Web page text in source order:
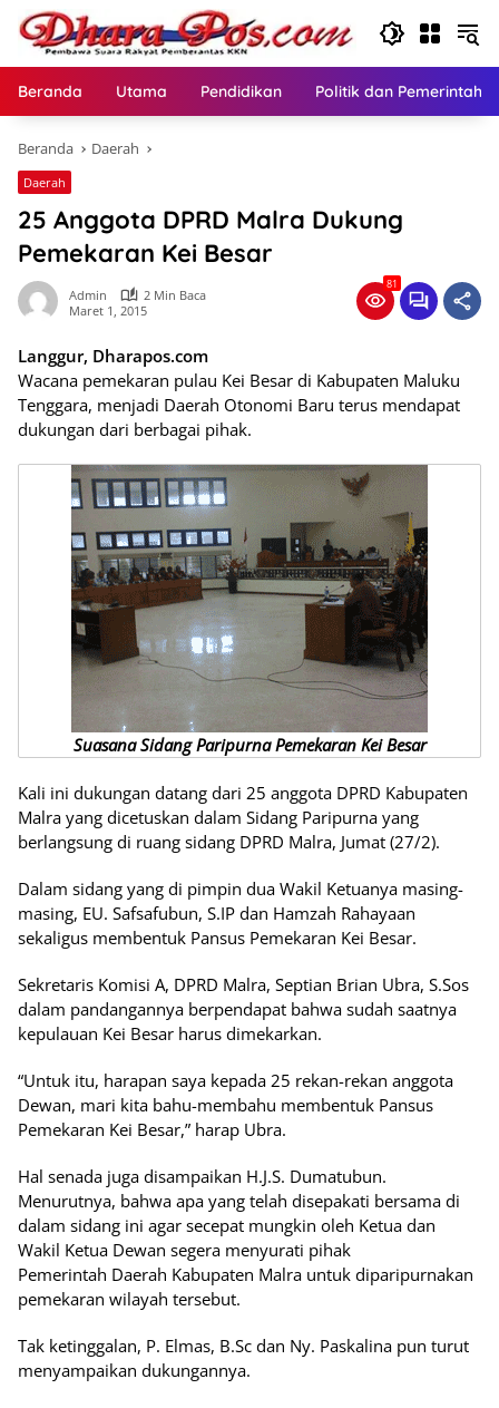
Langsung
konten
Beranda Utama Pendidikan Politik dan
Beranda Daerah
Daerah
25 Anggota DPRD Malra Dukung
Pemekaran Kei Besar
Admin
2 Min Baca
Maret 1, 2015
81
Langgur, Dharapos.com
Wacana pemekaran pulau Kei Besar di Kabupaten Maluku
Tenggara, menjadi Daerah Otonomi Baru terus mendapat
dukungan dari berbagai pihak.
Suasana Sidang Paripurna Pemekaran Kei Besar
Kali ini dukungan datang dari 25 anggota DPRD Kabupaten
Malra yang dicetuskan dalam Sidang Paripurna yang
berlangsung di ruang sidang DPRD Malra, Jumat (27/2).
Dalam sidang yang di pimpin dua Wakil Ketuanya masing-
masing, EU. Safsafubun, S.IP dan Hamzah Rahayaan
sekaligus membentuk Pansus Pemekaran Kei Besar.
Sekretaris Komisi A, DPRD Malra, Septian Brian Ubra, S.Sos
dalam pandangannya berpendapat bahwa sudah saatnya
kepulauan Kei Besar harus dimekarkan.
“Untuk itu, harapan saya kepada 25 rekan-rekan anggota
Dewan, mari kita bahu-membahu membentuk Pansus
Pemekaran Kei Besar,” harap Ubra.
Hal senada juga disampaikan H.J.S. Dumatubun.
Menurutnya, bahwa apa yang telah disepakati bersama di
dalam sidang ini agar secepat mungkin oleh Ketua dan
Wakil Ketua Dewan segera menyurati pihak
Pemerintah Daerah Kabupaten Malra untuk diparipurnakan
pemekaran wilayah tersebut.
Tak ketinggalan, P. Elmas, B.Sc dan Ny. Paskalina pun turut
menyampaikan dukungannya.